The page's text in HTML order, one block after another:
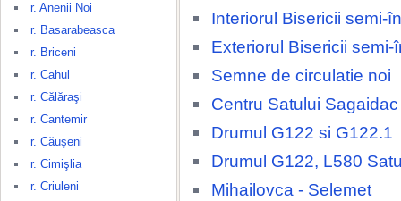
r. Anenii Noi
r. Basarabeasca
r. Briceni
r. Cahul
r. Călăraşi
r. Cantemir
r. Căuşeni
r. Cimişlia
r. Criuleni
Interiorul Bisericii semi-
Exteriorul Bisericii
Semne de circulatie noi
Centru Satului Sagaidac
Drumul G122 si G122.1
Drumul G122, L580
Mihailovca - Selemet